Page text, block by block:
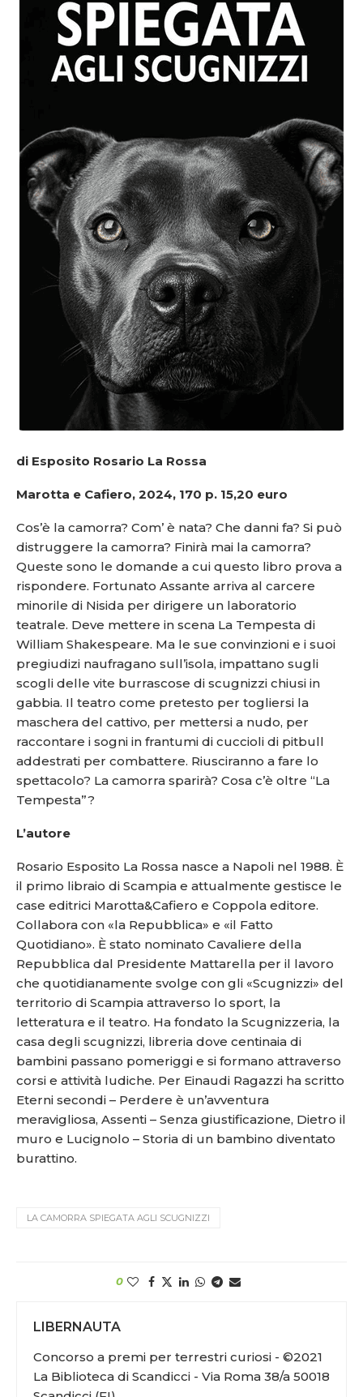
di Esposito Rosario La Rossa
Marotta e Cafiero, 2024, 170 p. 15,20 euro
Cos’è la camorra? Com’ è nata? Che danni fa? Si può
distruggere la camorra? Finirà mai la camorra?
Queste sono le domande a cui questo libro prova a
rispondere. Fortunato Assante arriva al carcere
minorile di Nisida per dirigere un laboratorio
teatrale. Deve mettere in scena La Tempesta di
William Shakespeare. Ma le sue convinzioni e i suoi
pregiudizi naufragano sull’isola, impattano sugli
scogli delle vite burrascose di scugnizzi chiusi in
gabbia. Il teatro come pretesto per togliersi la
maschera del cattivo, per mettersi a nudo, per
raccontare i sogni in frantumi di cuccioli di pitbull
addestrati per combattere. Riusciranno a fare lo
spettacolo? La camorra sparirà? Cosa c’è oltre “La
Tempesta”?
L’autore
Rosario Esposito La Rossa nasce a Napoli nel 1988. È
il primo libraio di Scampia e attualmente gestisce le
case editrici Marotta&Cafiero e Coppola editore.
Collabora con «la Repubblica» e «il Fatto
Quotidiano». È stato nominato Cavaliere della
Repubblica dal Presidente Mattarella per il lavoro
che quotidianamente svolge con gli «Scugnizzi» del
territorio di Scampia attraverso lo sport, la
letteratura e il teatro. Ha fondato la Scugnizzeria, la
casa degli scugnizzi, libreria dove centinaia di
bambini passano pomeriggi e si formano attraverso
corsi e attività ludiche. Per Einaudi Ragazzi ha scritto
Eterni secondi – Perdere è un’avventura
meravigliosa, Assenti – Senza giustificazione, Dietro il
muro e Lucignolo – Storia di un bambino diventato
burattino.
LA CAMORRA SPIEGATA AGLI SCUGNIZZI
0
LIBERNAUTA
Concorso a premi per terrestri curiosi - ©2021
La Biblioteca di Scandicci - Via Roma 38/a 50018